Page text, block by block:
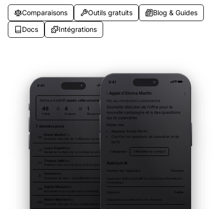
Comparaisons Outils gratuits
Blog & Guides
Docs
Intégrations